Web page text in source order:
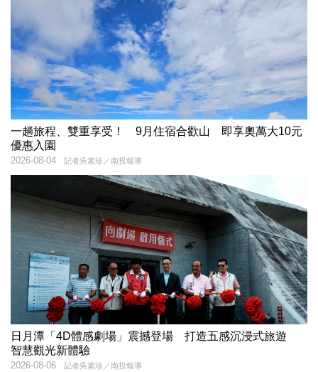
一趟旅程、雙重享受！ 9月住宿合歡山 即享奧萬大10元
優惠入園
記者吳素珍／南投報導
2026-08-04
日月潭「4D體感劇場」震撼登場 打造五感沉浸式旅遊
智慧觀光新體驗
記者吳素珍／南投報導
2026-08-06